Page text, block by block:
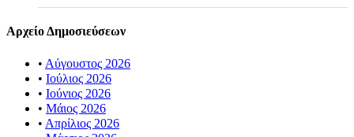
Αρχείο Δημοσιεύσεων
• Αύγουστος 2026
• Ιούλιος 2026
• Ιούνιος 2026
• Μάιος 2026
• Απρίλιος 2026